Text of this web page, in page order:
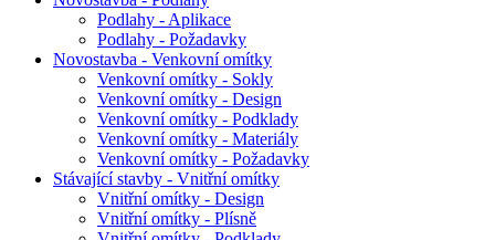
Podlahy - Aplikace
Podlahy - Požadavky
Novostavba - Venkovní omítky
Venkovní omítky - Sokly
Venkovní omítky - Design
Venkovní omítky - Podklady
Venkovní omítky - Materiály
Venkovní omítky - Požadavky
Stávající stavby - Vnitřní omítky
Vnitřní omítky - Design
Vnitřní omítky - Plísně